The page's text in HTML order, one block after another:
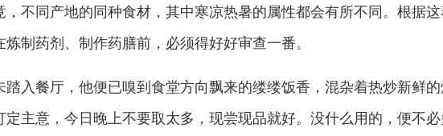
同产地的同种食材，其中寒凉热暑的属性都会有所不同。根据
炼制药剂、制作药膳前，必须得好好审查一番。
餐厅，他便已嗅到食堂方向飘来的缕缕饭香，混杂着热炒新鲜
定主意，今日晚上不要取太多，现尝现品就好。没什么用的，便不